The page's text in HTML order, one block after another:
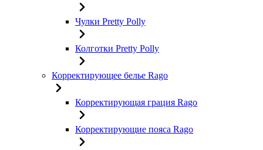
Чулки Pretty Polly
Колготки Pretty Polly
Корректирующее белье Rago
Корректирующая грация Rago
Корректирующие пояса Rago